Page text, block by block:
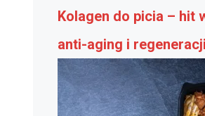
Kolagen do picia – hit
anti-aging i